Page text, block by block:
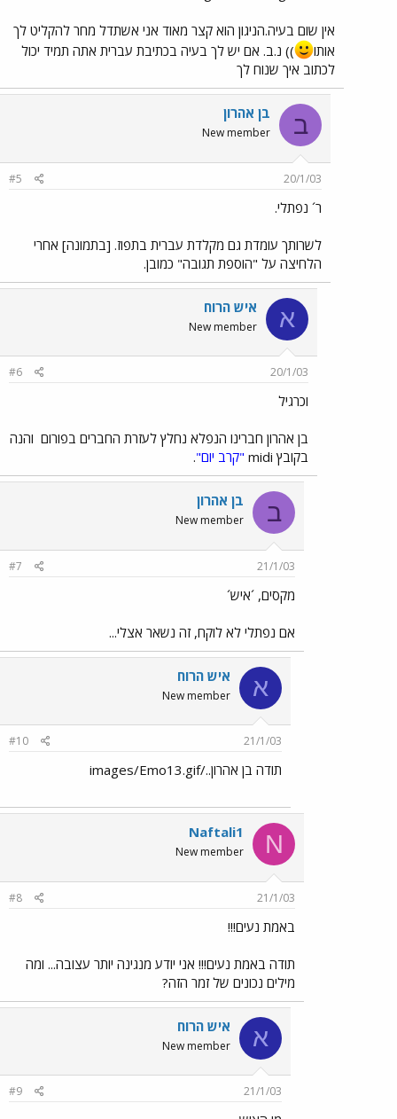
אין שום בעיה.הניגון הוא קצר מאוד אני אשתדל מחר להקליט לך
אותו
)) נ.ב. אם יש לך בעיה בכתיבת עברית אתה תמיד יכול
לכתוב איך שנוח לך
ב בן אהרון
New member
20/1/03
#5
ר´ נפתלי.
לשרותך עומדת גם מקלדת עברית בתפוז. [בתמונה] אחרי
הלחיצה על "הוספת תגובה" כמובן.
א איש הרוח
New member
20/1/03
#6
וכרגיל
בן אהרון חברינו הנפלא נחלץ לעזרת החברים בפורום והנה
בקובץ midi
"קרב יום".
ב בן אהרון
New member
21/1/03
#7
מקסים, ´איש´
אם נפתלי לא לוקח, זה נשאר אצלי...
א איש הרוח
New member
21/1/03
#10
תודה בן אהרון../images/Emo13.gif
N
Naftali1
New member
21/1/03
#8
באמת נעים!!!
תודה באמת נעים!!! אני יודע מנגינה יותר עצובה... ומה
מילים נכונים של זמר הזה?
א איש הרוח
New member
21/1/03
#9